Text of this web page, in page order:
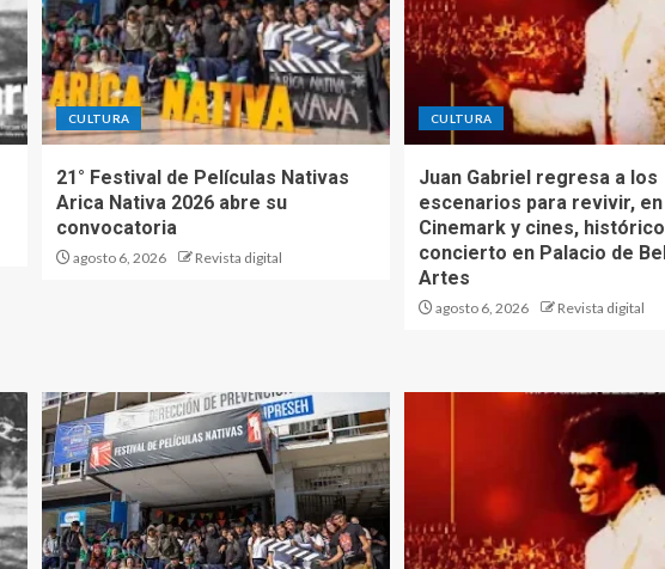
CULTURA
21° Festival de Películas Nativas
Arica Nativa 2026 abre su
convocatoria
agosto 6, 2026 Revista digital
CULTURA
Juan Gabriel regresa a los
escenarios para revivir, en
Cinemark y cines, histórico
concierto en Palacio de
Artes
agosto 6, 2026 Revista digital